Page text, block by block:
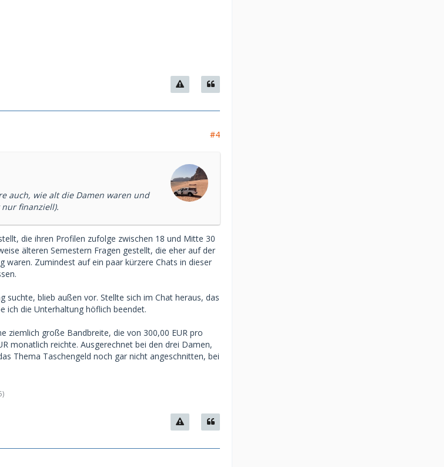
#4
auch, wie alt die Damen waren und
finanziell).
die ihren Profilen zufolge zwischen 18 und Mitte 30
älteren Semestern Fragen gestellt, die eher auf der
waren. Zumindest auf ein paar kürzere Chats in dieser
suchte, blieb außen vor. Stellte sich im Chat heraus, das
ich die Unterhaltung höflich beendet.
ziemlich große Bandbreite, die von 300,00 EUR pro
monatlich reichte. Ausgerechnet bei den drei Damen,
Thema Taschengeld noch gar nicht angeschnitten, bei
)